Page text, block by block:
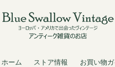
to
navigation
to
content
ホーム ストア情報 お買い物